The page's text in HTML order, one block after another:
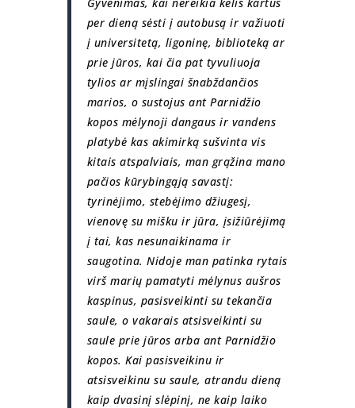
per dieną sėsti į autobusą ir važiuoti
į universitetą, ligoninę, biblioteką ar
prie jūros, kai čia pat tyvuliuoja
tylios ar mįslingai šnabždančios
marios, o sustojus ant Parnidžio
kopos mėlynoji dangaus ir vandens
platybė kas akimirką sušvinta vis
kitais atspalviais, man grąžina mano
pačios kūrybingąją savastį:
tyrinėjimo, stebėjimo džiugesį,
vienovę su mišku ir jūra, įsižiūrėjimą
į tai, kas nesunaikinama ir
saugotina. Nidoje man patinka rytais
virš marių pamatyti mėlynus aušros
kaspinus, pasisveikinti su tekančia
saule, o vakarais atsisveikinti su
saule prie jūros arba ant Parnidžio
kopos. Kai pasisveikinu ir
atsisveikinu su saule, atrandu dieną
kaip dvasinį slėpinį, ne kaip laiko